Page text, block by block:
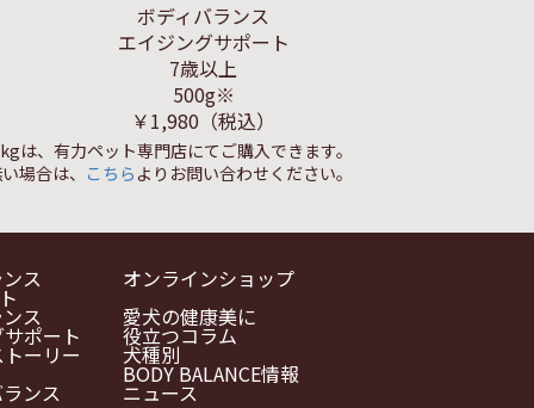
ボディバランス
エイジングサポート
7歳以上
500g※
￥1,980 （税込）
は、有力ペット専門店にてご購入できます。
場合は、 こちら よりお問い合わせください。
ス
オンラインショップ
ス
ポート
愛犬の健康美に
役立つコラム
ーリー 犬種別
BODY BALANCE情報
ンス ニュース